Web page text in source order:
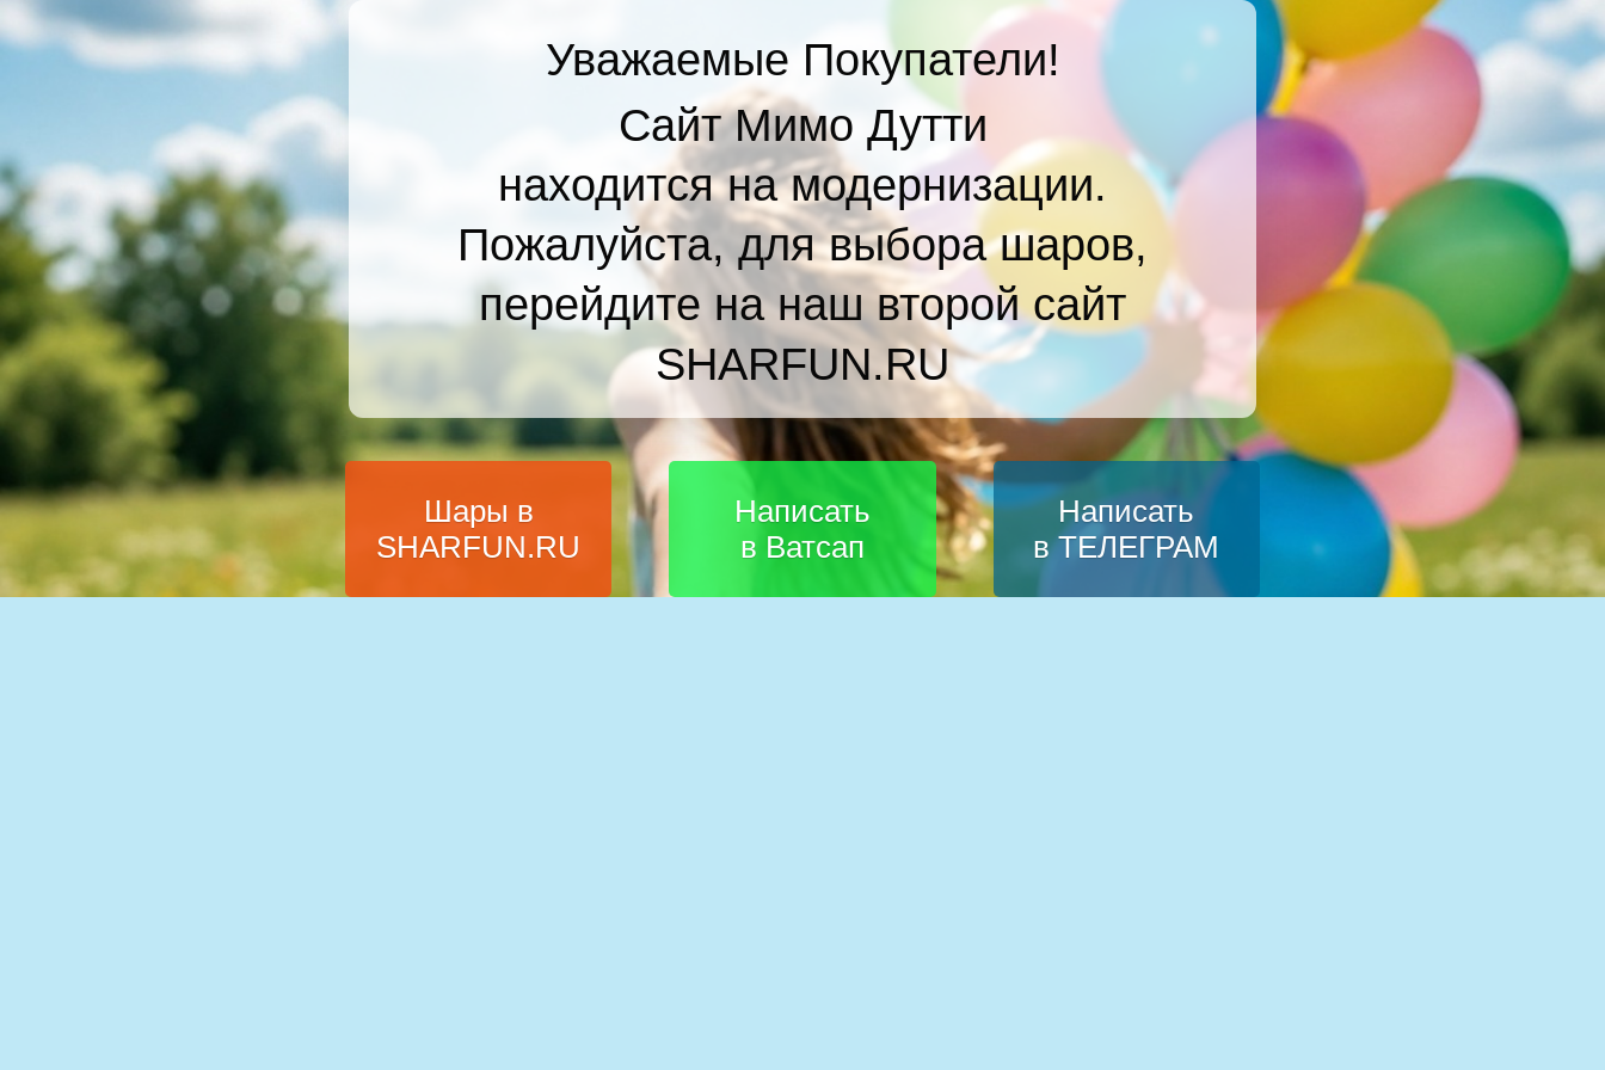
Уважаемые Покупатели!
Сайт Мимо Дутти
находится на модернизации.
Пожалуйста, для выбора шаров,
перейдите на наш второй сайт
SHARFUN.RU
Шары в
SHARFUN.RU
Написать
в Ватсап
Написать
в ТЕЛЕГРАМ